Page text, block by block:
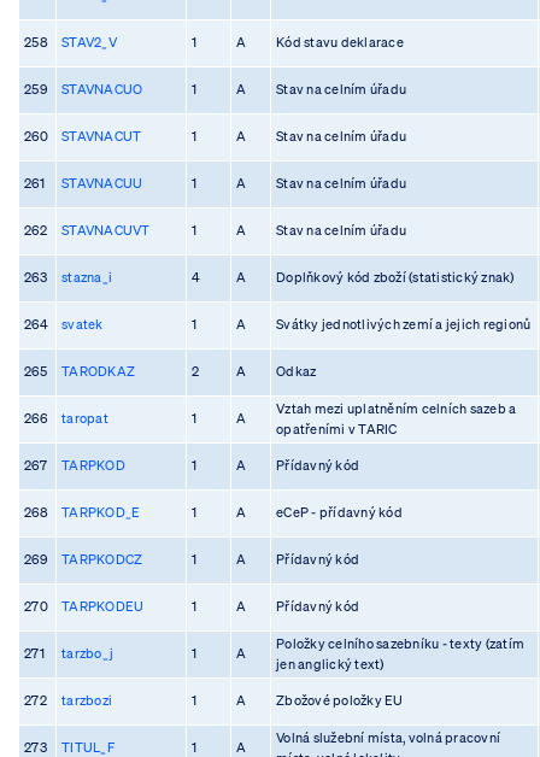
258 STAV2_V 1 A Kód stavu deklarace
259 STAVNACUO 1 A Stav na celním úřadu
260 STAVNACUT 1 A Stav na celním úřadu
261 STAVNACUU 1 A Stav na celním úřadu
262 STAVNACUVT 1 A Stav na celním úřadu
263 stazna_i 4 A Doplňkový kód zboží (statistický znak)
264 svatek 1 A Svátky jednotlivých zemí a jejich regionů
265 TARODKAZ 2 A Odkaz
266 taropat 1 A
Vztah mezi uplatněním celních sazeb a
opatřeními v TARIC
267 TARPKOD 1 A Přídavný kód
268 TARPKOD_E 1 A eCeP - přídavný kód
269 TARPKODCZ 1 A Přídavný kód
270 TARPKODEU 1 A Přídavný kód
271 tarzbo_j 1 A
Položky celního sazebníku - texty (zatím
jen anglický text)
272 tarzbozi 1 A Zbožové položky EU
273 TITUL_F 1 A
Volná služební místa, volná pracovní